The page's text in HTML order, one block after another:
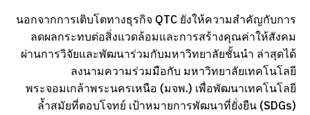
นอกจากการเติบโตทางธุรกิจ QTC ยังให้ความสำคัญกับการ
ลดผลกระทบต่อสิ่งแวดล้อมและการสร้างคุณค่าให้สังคม
ผ่านการวิจัยและพัฒนาร่วมกับมหาวิทยาลัยชั้นนำ ล่าสุดได้
ลงนามความร่วมมือกับ มหาวิทยาลัยเทคโนโลยี
พระจอมเกล้าพระนครเหนือ (มจพ.) เพื่อพัฒนาเทคโนโลยี
ล้ำสมัยที่ตอบโจทย์ เป้าหมายการพัฒนาที่ยั่งยืน (SDGs)